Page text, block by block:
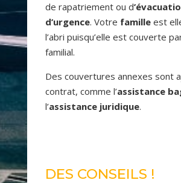
de rapatriement ou d
d’urgence. Votre familleest
l’abri puisqu’elle est couverte
familial.
Des couvertures annexes sont
contrat, comme l’assistance
l’assistance juridique.
DES CONSEILS !